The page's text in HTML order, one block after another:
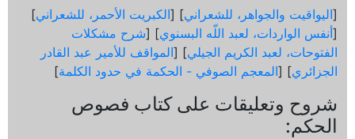
[اليواقيت والجواهر، للشعراني] [الكبريت الأحمر، للشعراني]
[أنفس الواردات، لعبد اللّه البسنوي] [شرح مشكلات
الفتوحات، لعبد الكريم الجيلي] [المواقف للأمير عبد القادر
الجزائري] [المعجم الصوفي - الحكمة في حدود الكلمة]
شروح وتعليقات على كتاب فصوص
الحكم: